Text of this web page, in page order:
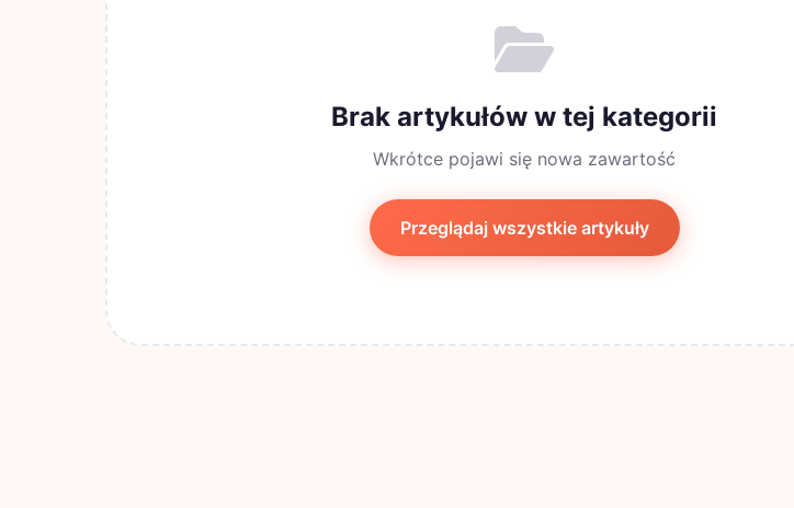
Brak artykułów w tej kategorii
Wkrótce pojawi się nowa zawartość
Przeglądaj wszystkie artykuły